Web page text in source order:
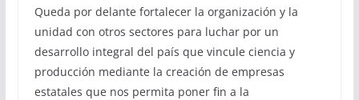
Queda por delante fortalecer la organización y la
unidad con otros sectores para luchar por un
desarrollo integral del país que vincule ciencia y
producción mediante la creación de empresas
estatales que nos permita poner fin a la